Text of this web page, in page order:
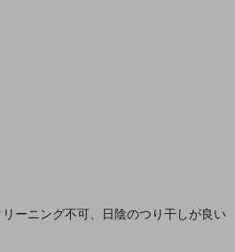
ーニング不可、日陰のつり干しが良い